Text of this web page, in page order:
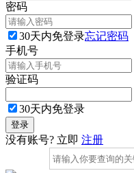
密码
30天内免登录忘记密码
手机号
验证码
30天内免登录
没有账号? 立即 注册